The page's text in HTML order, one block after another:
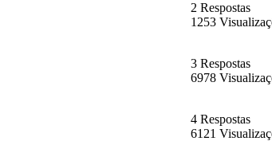
2 Respostas
1253
3 Respostas
6978
4 Respostas
6121